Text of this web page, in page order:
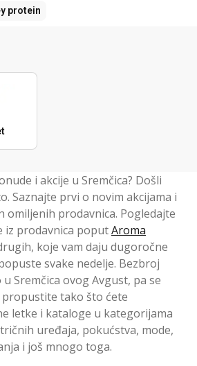
protein
i akcije u Sremčica? Došli
Saznajte prvi o novim akcijama i
omiljenih prodavnica. Pogledajte
iz prodavnica poputAroma
koje vam daju dugoročne
svake nedelje. Bezbroj
Sremčica ovog Avgust, pa se
tako što ćete
letke i kataloge u kategorijama
uređaja, pokućstva, mode,
i još mnogo toga.